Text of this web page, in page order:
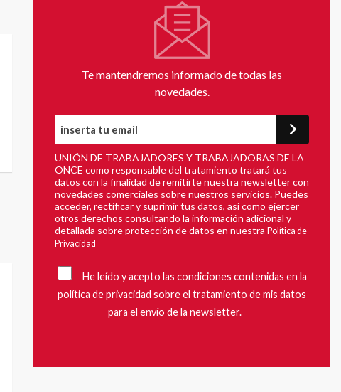
Te mantendremos informado de todas las
novedades.
UNIÓN DE TRABAJADORES Y TRABAJADORAS DE LA
ONCE como responsable del tratamiento tratará tus
datos con la finalidad de remitirte nuestra newsletter con
novedades comerciales sobre nuestros servicios. Puedes
acceder, rectificar y suprimir tus datos, así como ejercer
otros derechos consultando la información adicional y
detallada sobre protección de datos en nuestra Política de
Privacidad
He leído y acepto las condiciones contenidas en la
política de privacidad sobre el tratamiento de mis datos
para el envío de la newsletter.